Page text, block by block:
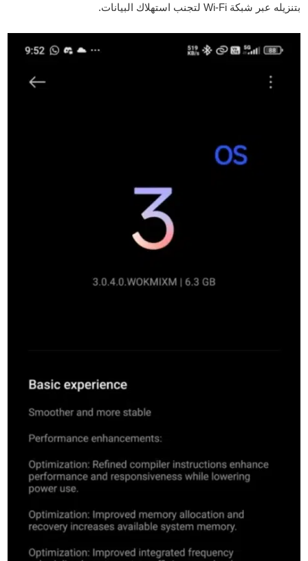
بتنزيله عبر شبكة Wi-Fi لتجنب استهلاك البيانات.